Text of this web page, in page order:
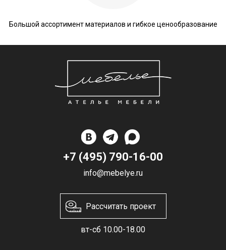
Большой ассортимент материалов и гибкое ценообразование
+7 (495) 790-16-00
info@mebelye.ru
Рассчитать проект
вт-сб 10.00-18.00